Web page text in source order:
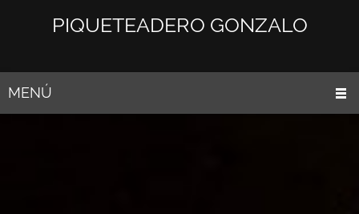
PIQUETEADERO GONZALO
MENÚ